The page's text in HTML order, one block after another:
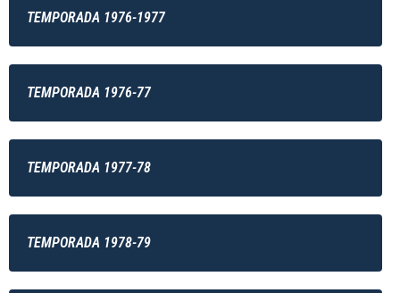
TEMPORADA 1976-1977
TEMPORADA 1976-77
TEMPORADA 1977-78
TEMPORADA 1978-79